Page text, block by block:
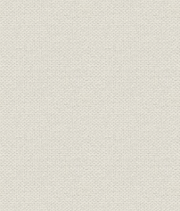
経営政策
経営政策
経営政策